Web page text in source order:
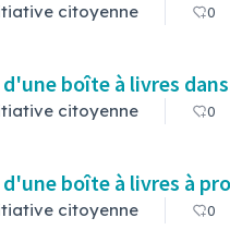
citoyenne 0
citoyenne 0
boîte à livres à
citoyenne 0